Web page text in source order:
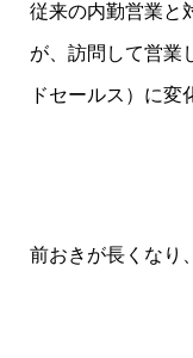
従来の内勤営業と
が、訪問して営業
ドセールス）に変
前おきが長くなり